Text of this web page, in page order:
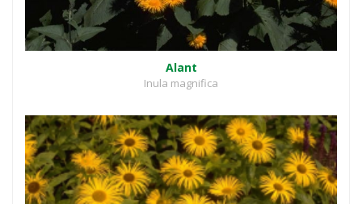
Alant
Inula magnifica